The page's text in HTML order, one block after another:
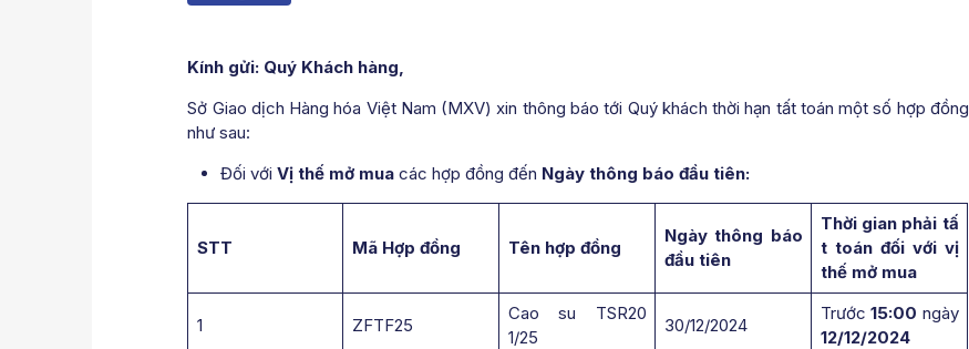
Kính gửi: Quý Khách hàng,
Sở Giao dịch Hàng hóa Việt Nam (MXV) xin thông báo tới Quý khách thời hạn tất toán một số hợp đồng
như sau:
Đối vớiVị thế mở mua các hợp đồng đến Ngày thông báo đầu tiên:
STT Mã Hợp đồng Tên hợp đồng
Ngày thông báo
đầu tiên
Thời gian phải tấ
t toán đối với vị
thế mở mua
1 ZFTF25
Cao su TSR20
1/25
30/12/2024
Trước15:00 ngày
12/12/2024